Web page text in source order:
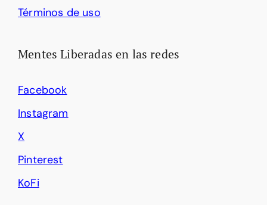
Términos de uso
Mentes Liberadas en las redes
Facebook
Instagram
X
Pinterest
KoFi